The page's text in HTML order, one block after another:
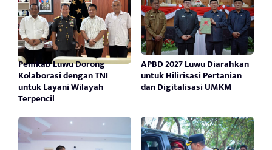
Pemkab Luwu Dorong
Kolaborasi dengan TNI
untuk Layani Wilayah
Terpencil
APBD 2027 Luwu Diarahkan
untuk Hilirisasi Pertanian
dan Digitalisasi UMKM